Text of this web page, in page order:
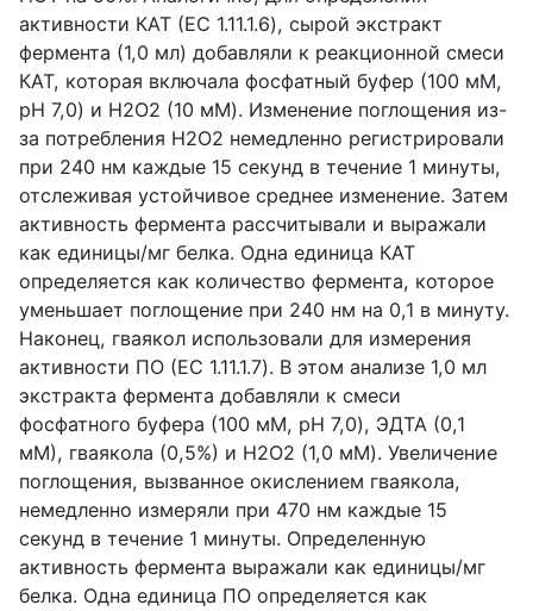
активности КАТ (EC 1.11.1.6), сырой экстракт
фермента (1,0 мл) добавляли к реакционной смеси
КАТ, которая включала фосфатный буфер (100 мМ,
pH 7,0) и H2O2 (10 мМ). Изменение поглощения из-
за потребления H2O2 немедленно регистрировали
при 240 нм каждые 15 секунд в течение 1 минуты,
отслеживая устойчивое среднее изменение. Затем
активность фермента рассчитывали и выражали
как единицы/мг белка. Одна единица КАТ
определяется как количество фермента, которое
уменьшает поглощение при 240 нм на 0,1 в минуту.
Наконец, гваякол использовали для измерения
активности ПО (EC 1.11.1.7). В этом анализе 1,0 мл
экстракта фермента добавляли к смеси
фосфатного буфера (100 мМ, pH 7,0), ЭДТА (0,1
мМ), гваякола (0,5%) и H2O2 (1,0 мМ). Увеличение
поглощения, вызванное окислением гваякола,
немедленно измеряли при 470 нм каждые 15
секунд в течение 1 минуты. Определенную
активность фермента выражали как единицы/мг
белка. Одна единица ПО определяется как